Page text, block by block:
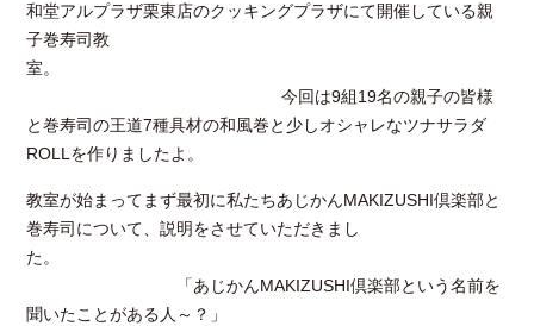
和堂アルプラザ栗東店のクッキングプラザにて開催している親
子巻寿司教
室。
今回は9組19名の親子の皆様
と巻寿司の王道7種具材の和風巻と少しオシャレなツナサラダ
ROLLを作りましたよ。
教室が始まってまず最初に私たちあじかんMAKIZUSHI倶楽部と
巻寿司について、説明をさせていただきまし
た。
「あじかんMAKIZUSHI倶楽部という名前を
聞いたことがある人～？」